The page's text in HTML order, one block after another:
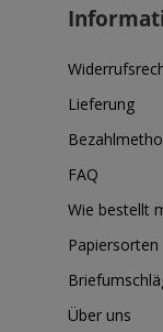
Lieferung
FAQ
Wie bestellt
Papiersorten
Über uns